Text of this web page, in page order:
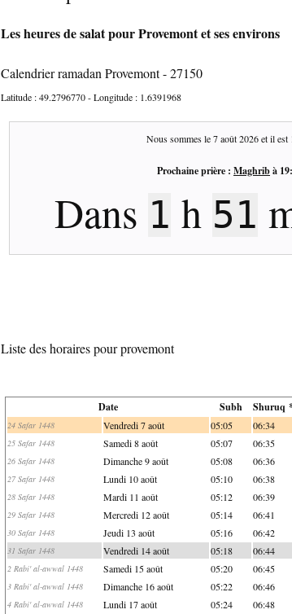
Les heures de salat pour Provemont et ses environs
Calendrier ramadan Provemont - 27150
Latitude :49.2796770- Longitude : 1.6391968
Nous sommes le7 août 2026et il est
Prochaine prière : Maghribà
Dans 1 h 51
Liste des horaires pour provemont
Date Subh Shuruq
24 Safar 1448 Vendredi 7 août 05:05 06:34
25 Safar 1448 Samedi 8 août 05:07 06:35
26 Safar 1448 Dimanche 9 août 05:08 06:36
27 Safar 1448 Lundi 10 août 05:10 06:38
28 Safar 1448 Mardi 11 août 05:12 06:39
29 Safar 1448 Mercredi 12 août 05:14 06:41
30 Safar 1448 Jeudi 13 août 05:16 06:42
31 Safar 1448 Vendredi 14 août 05:18 06:44
2 Rabi' al-awwal 1448 Samedi 15 août 05:20 06:45
3 Rabi' al-awwal 1448 Dimanche 16 août 05:22 06:46
4 Rabi' al-awwal 1448 Lundi 17 août 05:24 06:48